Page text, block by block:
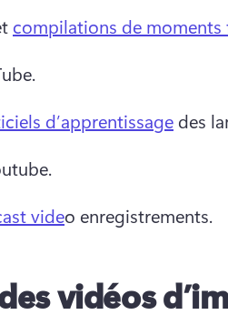
compilations de moments
d’apprentissage des
video enregistrements.
vidéos